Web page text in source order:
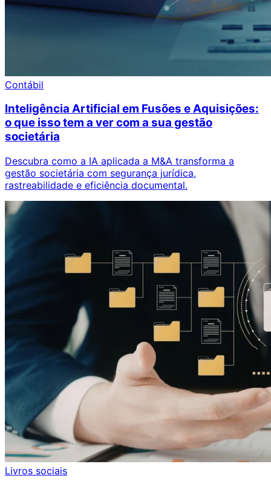
Contábil
Inteligência Artificial em Fusões e Aquisições:
o que isso tem a ver com a sua gestão
societária
Descubra como a IA aplicada a M&A transforma a
gestão societária com segurança jurídica,
rastreabilidade e eficiência documental.
Livros sociais